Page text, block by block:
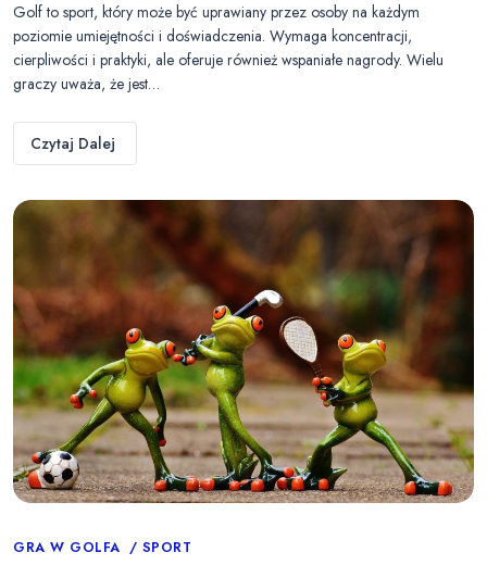
Golf to sport, który może być uprawiany przez osoby na każdym
poziomie umiejętności i doświadczenia. Wymaga koncentracji,
cierpliwości i praktyki, ale oferuje również wspaniałe nagrody. Wielu
graczy uważa, że jest…
Czytaj Dalej
Categories
GRA W GOLFA SPORT